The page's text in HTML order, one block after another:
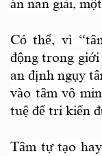
án nan giải,
Có thể, vì
động trong giới
an định ngụy
vào tâm vô
tuệ để tri kiến
Tâm tự tạo